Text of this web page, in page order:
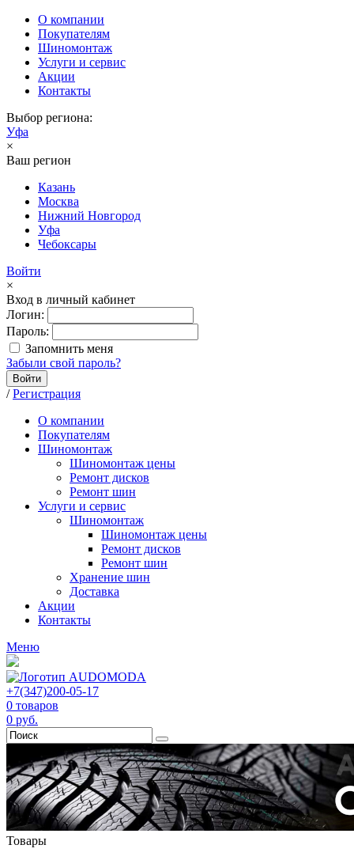
О компании
Покупателям
Шиномонтаж
Услуги и сервис
Акции
Контакты
Выбор региона:
Уфа
×
Ваш регион
Казань
Москва
Нижний Новгород
Уфа
Чебоксары
Войти
×
Вход в личный кабинет
Логин:
Пароль:
Запомнить меня
Забыли свой пароль?
Войти
/ Регистрация
О компании
Покупателям
Шиномонтаж
Шиномонтаж цены
Ремонт дисков
Ремонт шин
Услуги и сервис
Шиномонтаж
Шиномонтаж цены
Ремонт дисков
Ремонт шин
Хранение шин
Доставка
Акции
Контакты
Меню
+7(347)200-05-17
0 товаров
0 руб.
Товары